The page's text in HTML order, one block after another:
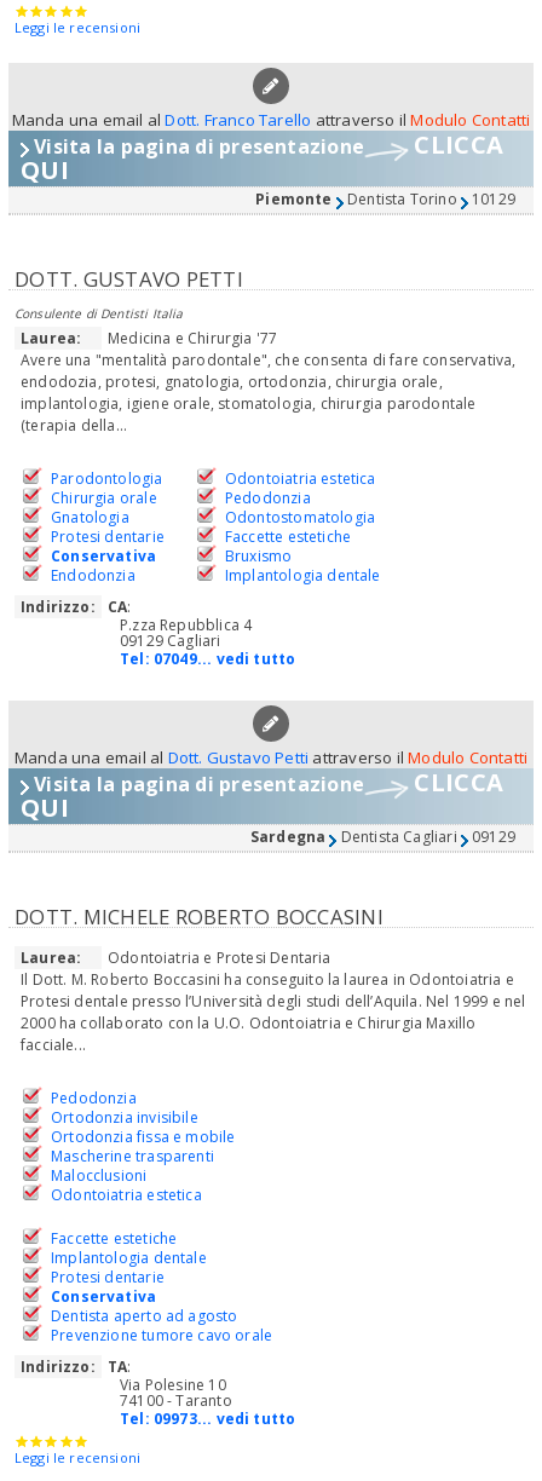
Leggi le recensioni
Manda una email alDott. Franco Tarello attraverso ilModulo Contatti
Visita la pagina di presentazione CLICCA
QUI
Piemonte Dentista Torino 10129
DOTT. GUSTAVO PETTI
Consulente di Dentisti Italia
Laurea:
Medicina e Chirurgia '77
Avere una "mentalità parodontale", che consenta di fare conservativa,
endodozia, protesi, gnatologia, ortodonzia, chirurgia orale,
implantologia, igiene orale, stomatologia, chirurgia parodontale
(terapia della...
Parodontologia
Chirurgia orale
Gnatologia
Protesi dentarie
Conservativa
Endodonzia
Odontoiatria estetica
Pedodonzia
Odontostomatologia
Faccette estetiche
Bruxismo
Implantologia dentale
Indirizzo:
CA:
P.zza Repubblica 4
09129 Cagliari
Tel: 07049... vedi tutto
Manda una email al Dott. Gustavo Petti attraverso ilModulo Contatti
Visita la pagina di presentazione CLICCA
QUI
Sardegna Dentista Cagliari 09129
DOTT. MICHELE ROBERTO BOCCASINI
Laurea:
Odontoiatria e Protesi Dentaria
Il Dott. M. Roberto Boccasini ha conseguito la laurea in Odontoiatria e
Protesi dentale presso l’Università degli studi dell’Aquila. Nel 1999 e nel
2000 ha collaborato con la U.O. Odontoiatria e Chirurgia Maxillo
facciale...
Pedodonzia
Ortodonzia invisibile
Ortodonzia fissa e mobile
Mascherine trasparenti
Malocclusioni
Odontoiatria estetica
Faccette estetiche
Implantologia dentale
Protesi dentarie
Conservativa
Dentista aperto ad agosto
Prevenzione tumore cavo orale
Indirizzo:
TA:
Via Polesine 10
74100 - Taranto
Tel: 09973... vedi tutto
Leggi le recensioni